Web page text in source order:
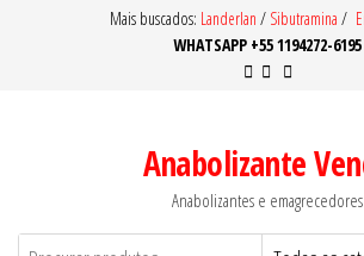
Mais buscados: Landerlan / Sibutramina /
WHATSAPP +55 1194272-6195
Anabolizante
Anabolizantes e emagrecedores